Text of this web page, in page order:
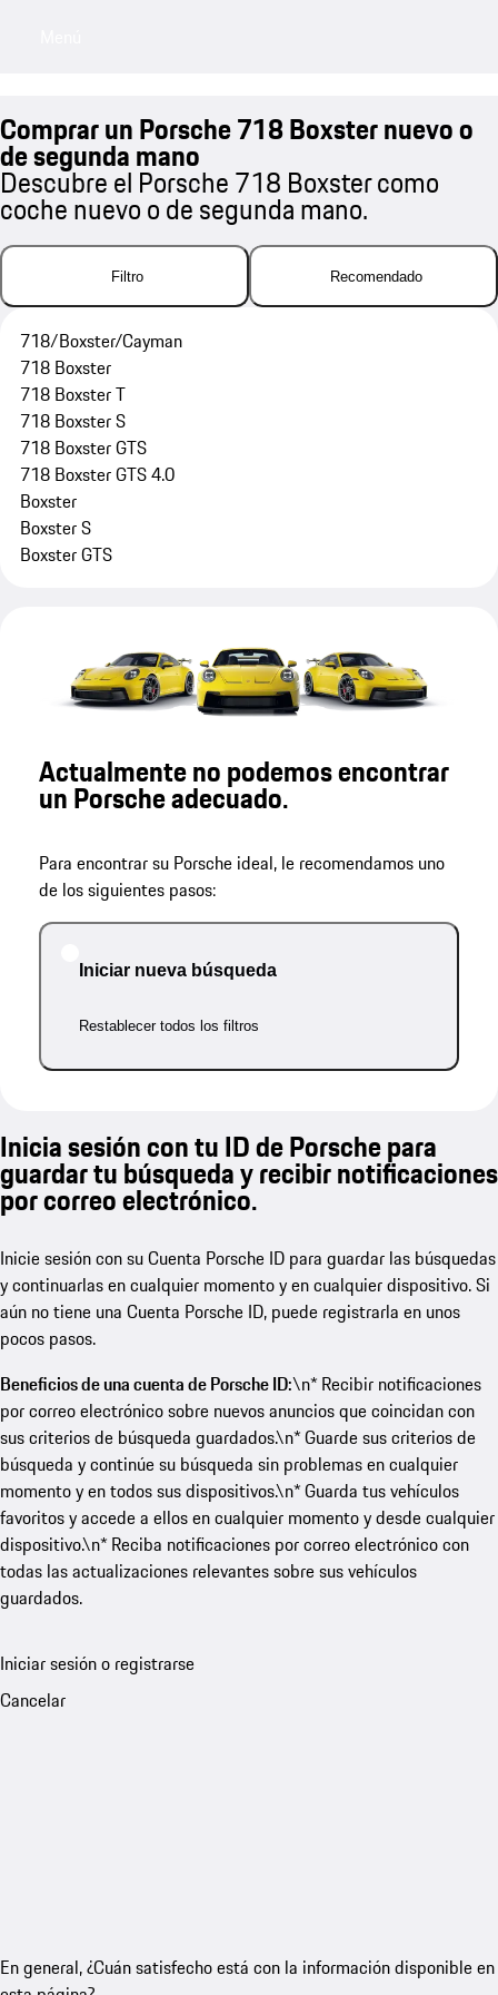
Comprar un Porsche 718 Boxster nuevo o
de segunda mano
Descubre el Porsche 718 Boxster como
coche nuevo o de segunda mano.
Filtro Recomendado
718/Boxster/Cayman
718 Boxster
718 Boxster T
718 Boxster S
718 Boxster GTS
718 Boxster GTS 4.0
Boxster
Boxster S
Boxster GTS
Actualmente no podemos encontrar
un Porsche adecuado.
Para encontrar su Porsche ideal, le recomendamos uno
de los siguientes pasos:
Iniciar nueva búsqueda
Restablecer todos los filtros
Inicia sesión con tu ID de Porsche para
guardar tu búsqueda y recibir notificaciones
por correo electrónico.
Inicie sesión con su Cuenta Porsche ID para guardar las búsquedas
y continuarlas en cualquier momento y en cualquier dispositivo. Si
aún no tiene una Cuenta Porsche ID, puede registrarla en unos
pocos pasos.
Beneficios de una cuenta de Porsche ID:\n* Recibir notificaciones
por correo electrónico sobre nuevos anuncios que coincidan con
sus criterios de búsqueda guardados.\n* Guarde sus criterios de
búsqueda y continúe su búsqueda sin problemas en cualquier
momento y en todos sus dispositivos.\n* Guarda tus vehículos
favoritos y accede a ellos en cualquier momento y desde cualquier
dispositivo.\n* Reciba notificaciones por correo electrónico con
todas las actualizaciones relevantes sobre sus vehículos
guardados.
Iniciar sesión o registrarse
Cancelar
En general, ¿Cuán satisfecho está con la información disponible en